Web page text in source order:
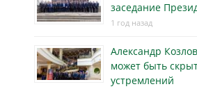
заседание
1 год назад
Александр
может быть
устремлений